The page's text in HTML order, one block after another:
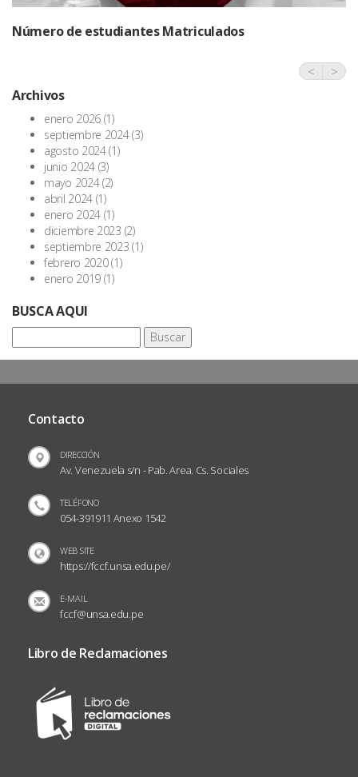
Número de estudiantes Matriculados
< >
Archivos
enero 2026 (1)
septiembre 2024(3)
agosto 2024(1)
junio 2024 (3)
mayo 2024(2)
abril 2024 (1)
enero 2024 (1)
diciembre 2023 (2)
septiembre 2023 (1)
febrero 2020(1)
enero 2019 (1)
BUSCA AQUI
Contacto
DIRECCIÓN
Av. Venezuela s/n - Pab. Area. Cs. Sociales
TELÉFONO
054-391911 Anexo 1542
WEB SITE
https://fccf.unsa.edu.pe/
E-MAIL
fccf@unsa.edu.pe
Libro de Reclamaciones